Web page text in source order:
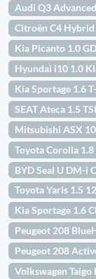
Audi Q3
Citroën C4
Kia Picanto 1.0
Hyundai i10 1.0
Kia Sportage 1.6
SEAT Ateca 1.5
Mitsubishi ASX
Toyota Corolla
BYD Seal U DM-i
Toyota Yaris 1.5
Kia Sportage 1.6
Peugeot 208
Peugeot 208
Volkswagen